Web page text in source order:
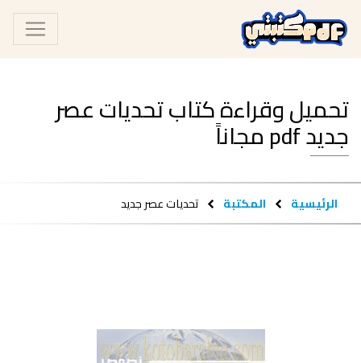
تحميل وقراءة كتاب تحديات عصر
جديد pdf مجاناً
الرئيسية المكتبة تحديات عصر جديد